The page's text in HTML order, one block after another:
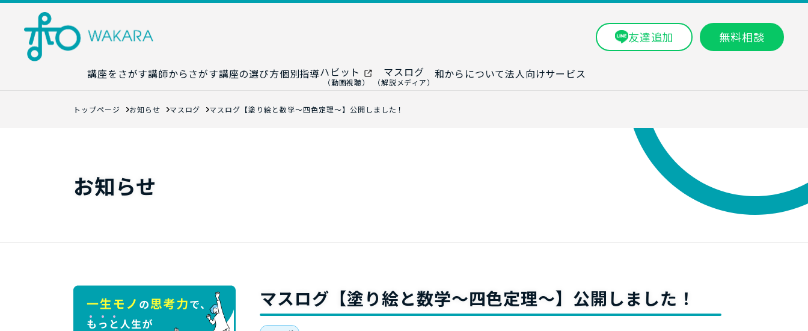
友達追加 無料相談
講座をさがす講師からさがす講座の選び方
講座カレンダー
個別指導
生成AI教室
ハビット
（動画視聴）
マスログ
（解説メディア）
和からについて法人向けサービス
トップページ お知らせ マスログ マスログ【塗り絵と数学～四色定理～】公開しました！
お知らせ
マスログ【塗り絵と数学～四色定理～】公開しました！